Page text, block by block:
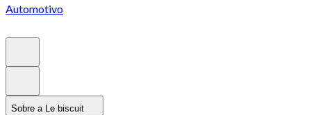
Automotivo
Sobre a Le biscuit